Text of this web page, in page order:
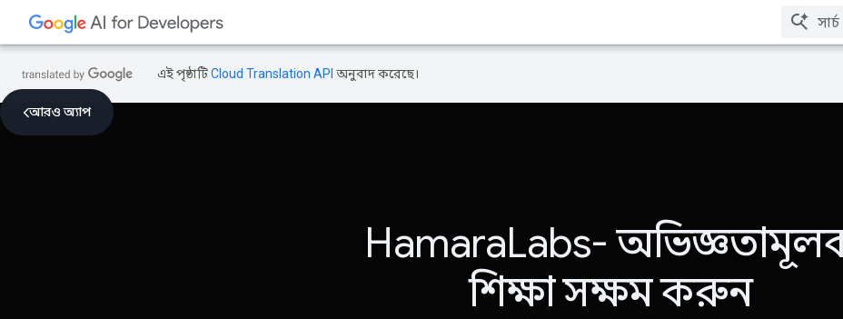
এই পৃষ্ঠাটিCloud Translation API অনুবাদ করেছে।
আরও অ্যাপ
HamaraLabs-
শিক্ষা সক্ষম করুন